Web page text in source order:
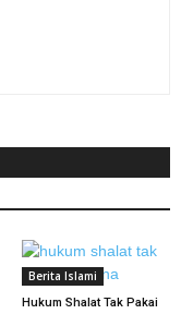
Berita Islami
Hukum Shalat Tak Pakai